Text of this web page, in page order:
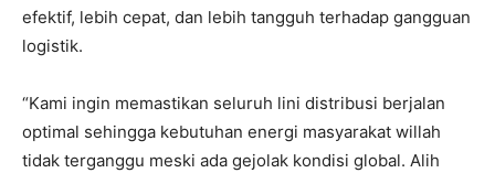
efektif, lebih cepat, dan lebih tangguh terhadap gangguan
logistik.
“Kami ingin memastikan seluruh lini distribusi berjalan
optimal sehingga kebutuhan energi masyarakat willah
tidak terganggu meski ada gejolak kondisi global. Alih